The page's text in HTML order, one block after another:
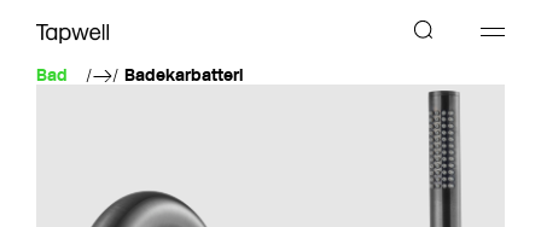
Bad Badekarbatteri